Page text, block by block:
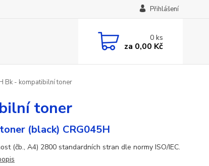
Přihlášení
0ks
za 0,00 Kč
Bk - kompatibilní toner
toner
(black) CRG045H
(čb., A4) 2800 standardních stran dle normy ISO/IEC.